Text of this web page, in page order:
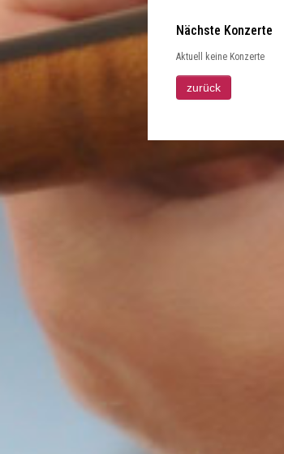
Nächste Konzerte
Aktuell keine Konzerte